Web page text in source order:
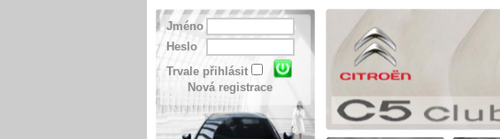
Jméno
Heslo
Trvale přihlásit
Nová registrace